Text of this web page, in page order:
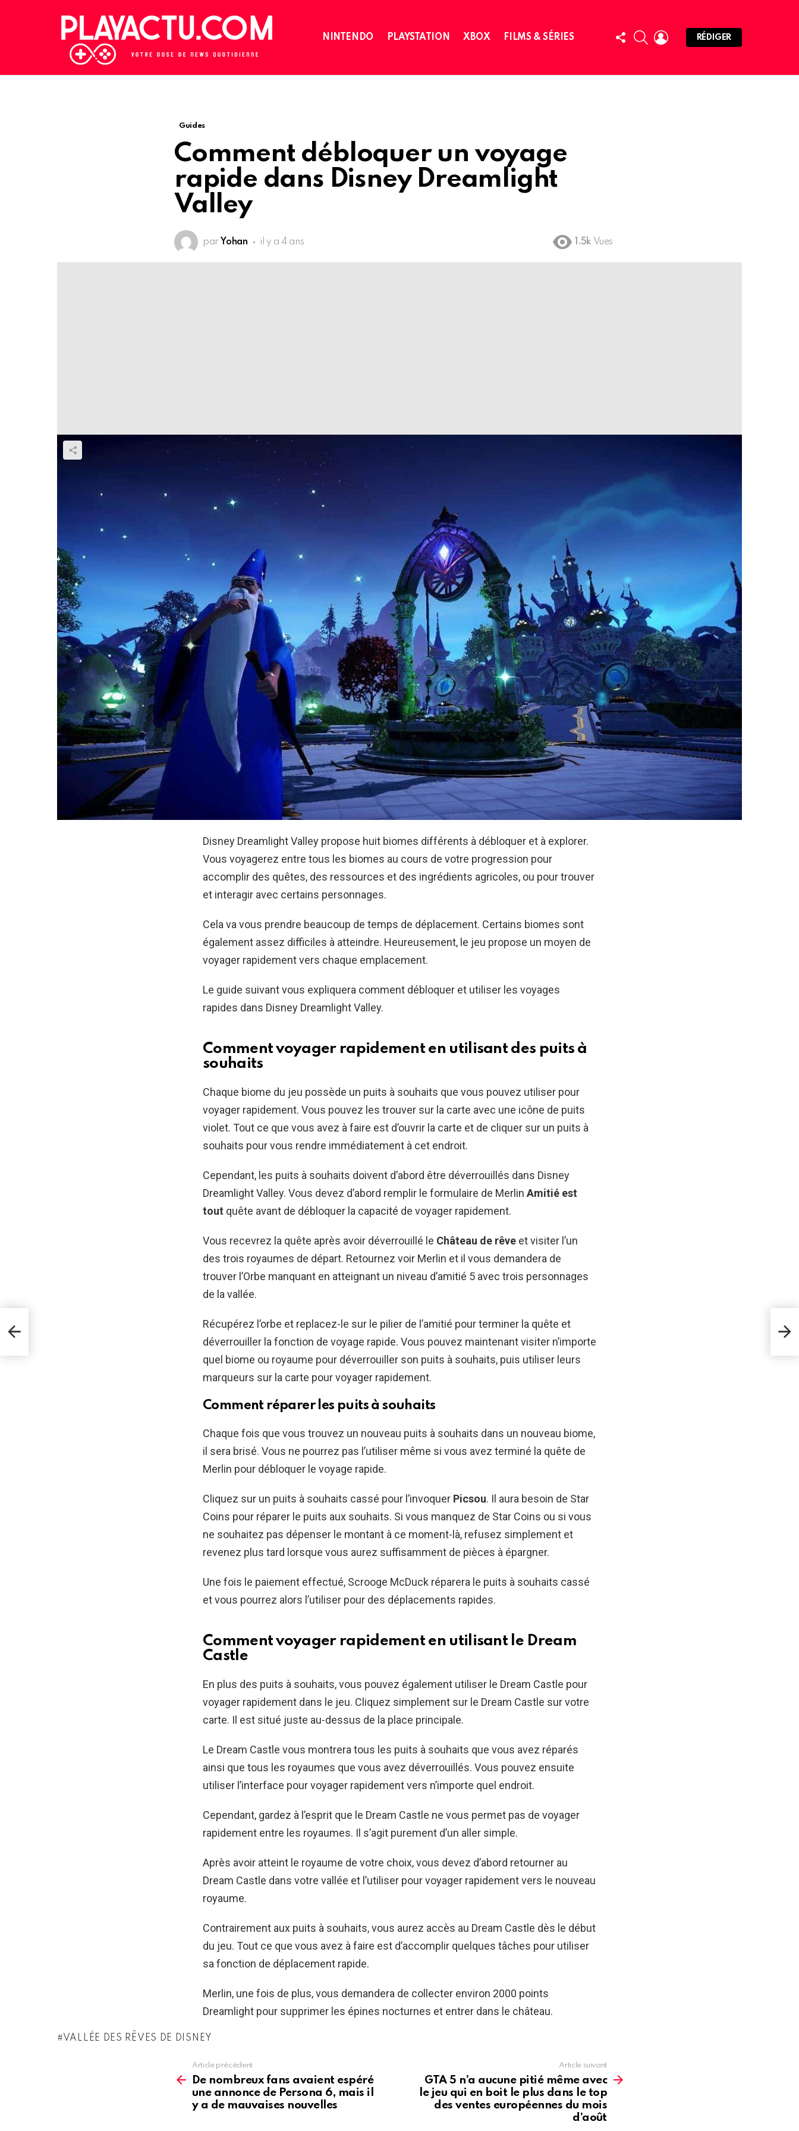
NINTENDO PLAYSTATION XBOX FILMS & SÉRIES
FOLLOW
US
SEARCHLOGIN
RÉDIGER
Guides
Comment débloquer un voyage
rapide dans Disney Dreamlight
Valley
par Yohan il y a 4 ans 1.5k Vues
Disney Dreamlight Valley propose huit biomes différents à débloquer et à explorer.
Vous voyagerez entre tous les biomes au cours de votre progression pour
accomplir des quêtes, des ressources et des ingrédients agricoles, ou pour trouver
et interagir avec certains personnages.
Cela va vous prendre beaucoup de temps de déplacement. Certains biomes sont
également assez difficiles à atteindre. Heureusement, le jeu propose un moyen de
voyager rapidement vers chaque emplacement.
Le guide suivant vous expliquera comment débloquer et utiliser les voyages
rapides dans Disney Dreamlight Valley.
Comment voyager rapidement en utilisant des puits à
souhaits
Chaque biome du jeu possède un puits à souhaits que vous pouvez utiliser pour
voyager rapidement. Vous pouvez les trouver sur la carte avec une icône de puits
violet. Tout ce que vous avez à faire est d’ouvrir la carte et de cliquer sur un puits à
souhaits pour vous rendre immédiatement à cet endroit.
Cependant, les puits à souhaits doivent d’abord être déverrouillés dans Disney
Dreamlight Valley. Vous devez d’abord remplir le formulaire de Merlin Amitié est
tout quête avant de débloquer la capacité de voyager rapidement.
Vous recevrez la quête après avoir déverrouillé le Château de rêve et visiter l’un
des trois royaumes de départ. Retournez voir Merlin et il vous demandera de
trouver l’Orbe manquant en atteignant un niveau d’amitié 5 avec trois personnages
de la vallée.
Récupérez l’orbe et replacez-le sur le pilier de l’amitié pour terminer la quête et
déverrouiller la fonction de voyage rapide. Vous pouvez maintenant visiter n’importe
quel biome ou royaume pour déverrouiller son puits à souhaits, puis utiliser leurs
marqueurs sur la carte pour voyager rapidement.
Comment réparer les puits à souhaits
Chaque fois que vous trouvez un nouveau puits à souhaits dans un nouveau biome,
il sera brisé. Vous ne pourrez pas l’utiliser même si vous avez terminé la quête de
Merlin pour débloquer le voyage rapide.
Cliquez sur un puits à souhaits cassé pour l’invoquer Picsou. Il aura besoin de Star
Coins pour réparer le puits aux souhaits. Si vous manquez de Star Coins ou si vous
ne souhaitez pas dépenser le montant à ce moment-là, refusez simplement et
revenez plus tard lorsque vous aurez suffisamment de pièces à épargner.
Une fois le paiement effectué, Scrooge McDuck réparera le puits à souhaits cassé
et vous pourrez alors l’utiliser pour des déplacements rapides.
Comment voyager rapidement en utilisant le Dream
Castle
En plus des puits à souhaits, vous pouvez également utiliser le Dream Castle pour
voyager rapidement dans le jeu. Cliquez simplement sur le Dream Castle sur votre
carte. Il est situé juste au-dessus de la place principale.
Le Dream Castle vous montrera tous les puits à souhaits que vous avez réparés
ainsi que tous les royaumes que vous avez déverrouillés. Vous pouvez ensuite
utiliser l’interface pour voyager rapidement vers n’importe quel endroit.
Cependant, gardez à l’esprit que le Dream Castle ne vous permet pas de voyager
rapidement entre les royaumes. Il s’agit purement d’un aller simple.
Après avoir atteint le royaume de votre choix, vous devez d’abord retourner au
Dream Castle dans votre vallée et l’utiliser pour voyager rapidement vers le nouveau
royaume.
Contrairement aux puits à souhaits, vous aurez accès au Dream Castle dès le début
du jeu. Tout ce que vous avez à faire est d’accomplir quelques tâches pour utiliser
sa fonction de déplacement rapide.
Merlin, une fois de plus, vous demandera de collecter environ 2000 points
Dreamlight pour supprimer les épines nocturnes et entrer dans le château.
VALLÉE DES RÊVES DE DISNEY
more
Article précédent
De nombreux fans avaient espéré
une annonce de Persona 6, mais il
y a de mauvaises nouvelles
Article suivant
GTA 5 n’a aucune pitié même avec
le jeu qui en boit le plus dans le top
des ventes européennes du mois
d’août
y a
jeu